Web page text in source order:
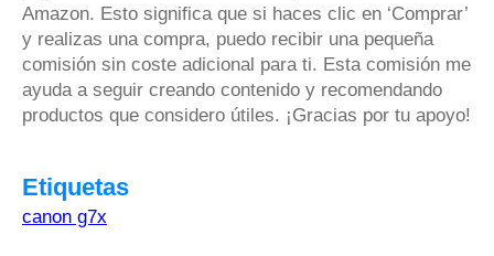
Amazon. Esto significa que si haces clic en ‘Comprar’
y realizas una compra, puedo recibir una pequeña
comisión sin coste adicional para ti. Esta comisión me
ayuda a seguir creando contenido y recomendando
productos que considero útiles. ¡Gracias por tu apoyo!
Etiquetas
canon g7x